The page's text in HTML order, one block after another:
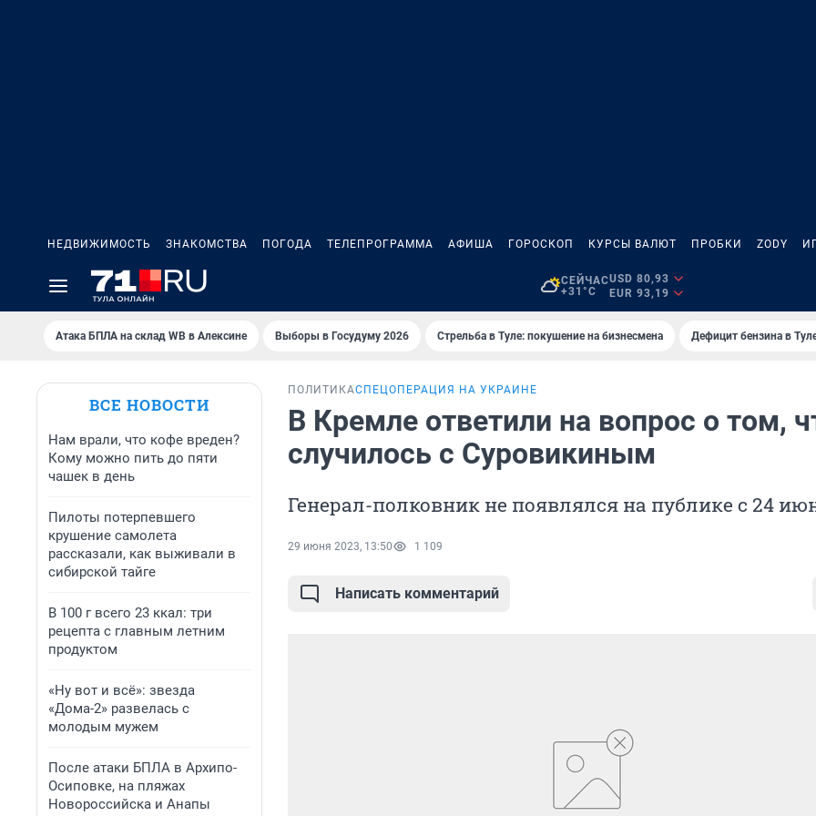
НЕДВИЖИМОСТЬ ЗНАКОМСТВА ПОГОДА ТЕЛЕПРОГРАММА АФИША ГОРОСКОП КУРСЫ ВАЛЮТ ПРОБКИ ZODY
СЕЙЧАС
+31°C
USD 80,93
EUR 93,19
Атака БПЛА на склад WB в Алексине Выборы в Госудуму 2026 Стрельба в Туле: покушение на бизнесмена Дефицит бензина в
ВСЕ НОВОСТИ
Нам врали, что кофе вреден?
Кому можно пить до пяти
чашек в день
Пилоты потерпевшего
крушение самолета
рассказали, как выживали в
сибирской тайге
В 100 г всего 23 ккал: три
рецепта с главным летним
продуктом
«Ну вот и всё»: звезда
«Дома-2» развелась с
молодым мужем
После атаки БПЛА в Архипо-
Осиповке, на пляжах
Новороссийска и Анапы
ПОЛИТИКАСПЕЦОПЕРАЦИЯ НА УКРАИНЕ
В Кремле ответили на вопрос о том,
случилось с Суровикиным
Генерал-полковник не появлялся на публике с 24
29 июня 2023, 13:50 1 109
Написать комментарий